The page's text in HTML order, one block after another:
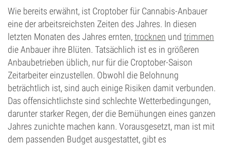
Wie bereits erwähnt, ist Croptober für Cannabis-Anbauer
eine der arbeitsreichsten Zeiten des Jahres. In diesen
letzten Monaten des Jahres ernten,trocknen und trimmen
die Anbauer ihre Blüten. Tatsächlich ist es in größeren
Anbaubetrieben üblich, nur für die Croptober-Saison
Zeitarbeiter einzustellen. Obwohl die Belohnung
beträchtlich ist, sind auch einige Risiken damit verbunden.
Das offensichtlichste sind schlechte Wetterbedingungen,
darunter starker Regen, der die Bemühungen eines ganzen
Jahres zunichte machen kann. Vorausgesetzt, man ist mit
dem passenden Budget ausgestattet, gibt es